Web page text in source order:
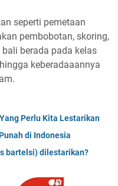
seperti pemetaan
pembobotan, skoring,
berada pada kelas
keberadaaannya
Perlu Kita Lestarikan
di Indonesia
bartelsi) dilestarikan?